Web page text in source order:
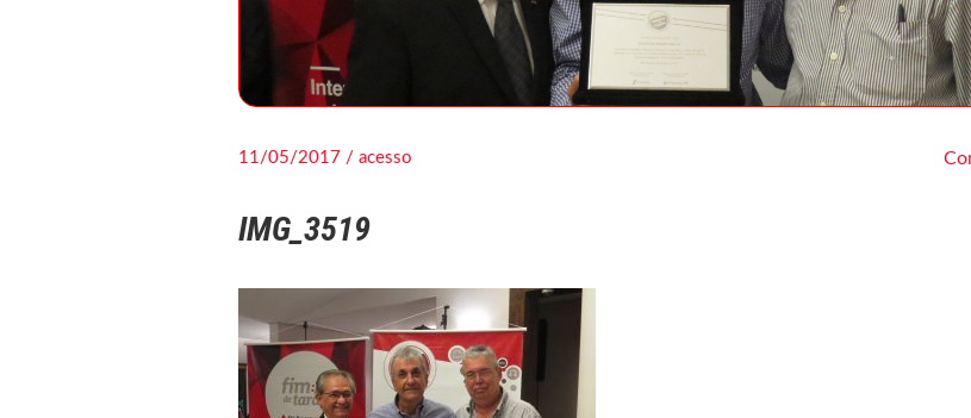
11/05/2017 / acesso
IMG_3519